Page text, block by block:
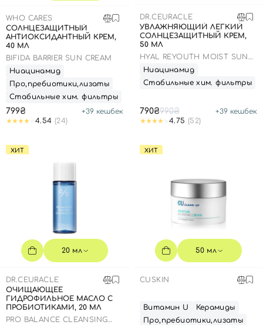
Кремы для тела с SPF
Миниатюры
Карбокситерапия
Бьюти Гаджеты
Автозагар
Наборы
Шея и декольте
Для мужчин
Специальный уход
Для детей
Для мужчин
Дезодоранты
Интимный уход
Автозагар
WHO CARES
СОЛНЦЕЗАЩИТНЫЙ
АНТИОКСИДАНТНЫЙ КРЕМ,
40 МЛ
BIFIDA BARRIER SUN CREAM
Ниацинамид
Про,пребиотики,лизаты
Стабильные хим. фильтры
799₴ +39 кешбек
4.54 (24)
DR.CEURACLE
УВЛАЖНЯЮЩИЙ ЛЕГКИЙ
СОЛНЦЕЗАЩИТНЫЙ КРЕМ,
50 МЛ
HYAL REYOUTH MOIST SUN
SPF 50/PA++++
Ниацинамид
Стабильные хим. фильтры
790₴990₴ +39 кешбек
4.75 (52)
ХИТ
20 мл
DR.CEURACLE
ОЧИЩАЮЩЕЕ
ГИДРОФИЛЬНОЕ МАСЛО С
ПРОБИОТИКАМИ, 20 МЛ
PRO BALANCE CLEANSING
ХИТ
50 мл
CUSKIN
Витамин U
Керамиды
Про,пребиотики,лизаты